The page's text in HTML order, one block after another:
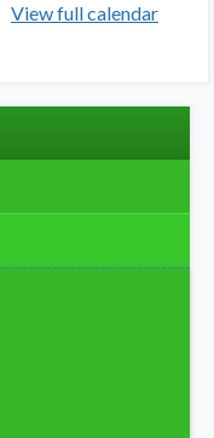
View full calendar